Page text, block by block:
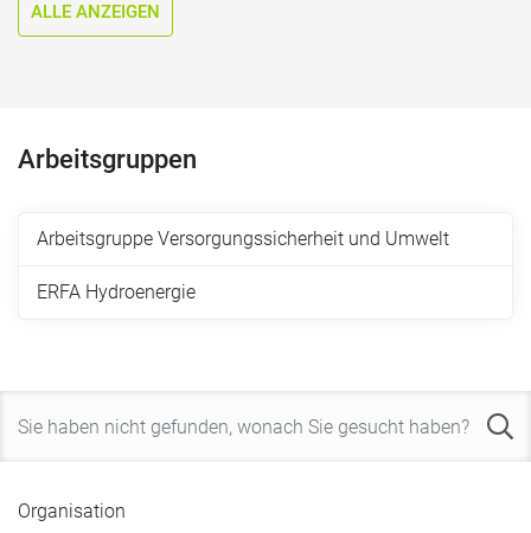
ALLE ANZEIGEN
Arbeitsgruppen
Arbeitsgruppe Versorgungssicherheit und Umwelt
ERFA Hydroenergie
Organisation